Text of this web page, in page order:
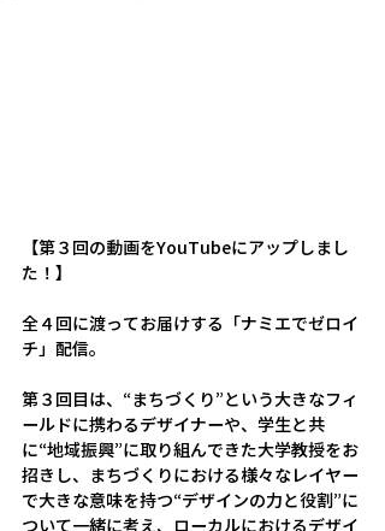
【第３回の動画をYouTubeにアップしまし
た！】
全４回に渡ってお届けする「ナミエでゼロイ
チ」配信。
第３回目は、“まちづくり”という大きなフィ
ールドに携わるデザイナーや、学生と共
に“地域振興”に取り組んできた大学教授をお
招きし、まちづくりにおける様々なレイヤー
で大きな意味を持つ“デザインの力と役割”に
ついて一緒に考え、ローカルにおけるデザイ